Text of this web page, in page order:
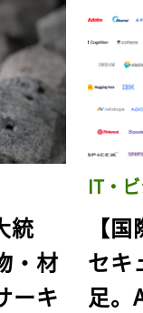
統
・材
ーキ
IT・
【
セキ
足。